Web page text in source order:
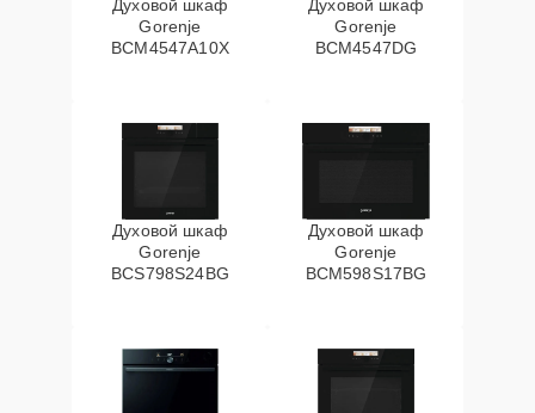
Духовой шкаф
Gorenje
BCM4547A10X
Духовой шкаф
Gorenje
BCM4547DG
Духовой шкаф
Gorenje
BCS798S24BG
Духовой шкаф
Gorenje
BCM598S17BG